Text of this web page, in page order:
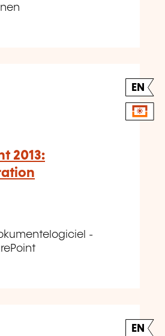
EN
2013:
-
EN